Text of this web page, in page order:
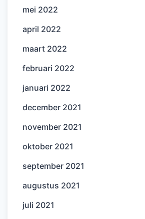
mei 2022
april 2022
maart 2022
februari 2022
januari 2022
december 2021
november 2021
oktober 2021
september 2021
augustus 2021
juli 2021